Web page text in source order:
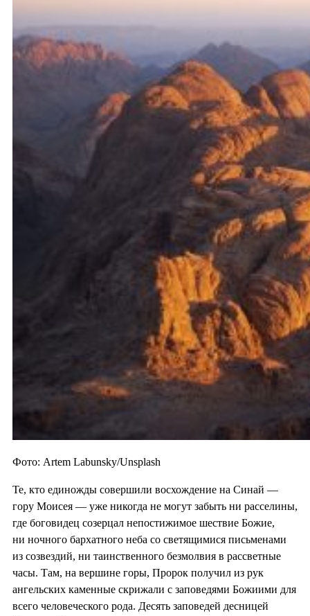
Фото: Artem Labunsky/Unsplash
Те, кто единожды совершили восхождение на Синай —
гору Моисея — уже никогда не могут забыть ни расселины,
где боговидец созерцал непостижимое шествие Божие,
ни ночного бархатного неба со светящимися письменами
из созвездий, ни таинственного безмолвия в рассветные
часы. Там, на вершине горы, Пророк получил из рук
ангельских каменные скрижали с заповедями Божиими для
всего человеческого рода. Десять заповедей десницей